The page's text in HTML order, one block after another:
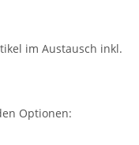
im Austausch inkl.
Optionen: